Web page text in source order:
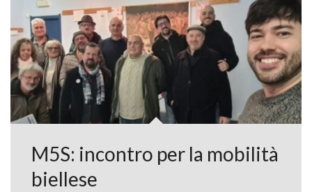
M5S: incontro per la mobilità
biellese